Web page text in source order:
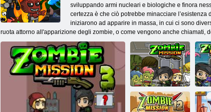
sviluppando armi nucleari e biologiche e finora
certezza è che ciò potrebbe minacciare
iniziarono ad apparire in massa, in cui ci sono
ruota attorno all'apparizione degli zombie, o come vengono anche